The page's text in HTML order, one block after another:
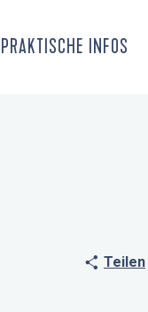
PRAKTISCHE INFOS
Teilen